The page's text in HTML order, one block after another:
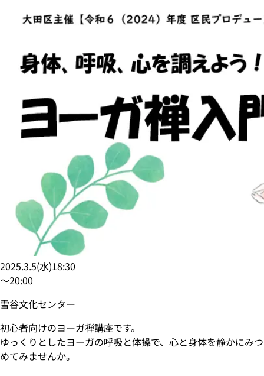
2025.3.5(水)18:30
〜20:00
雪谷文化センター
初心者向けのヨーガ禅講座です。
ゆっくりとしたヨーガの呼吸と体操で、心と身体を静かにみつ
めてみませんか。